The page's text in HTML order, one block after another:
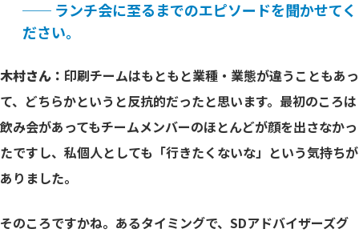
── ランチ会に至るまでのエピソードを聞かせてく
ださい。
木村さん： 印刷チームはもともと業種・業態が違うこともあっ
て、どちらかというと反抗的だったと思います。最初のころは
飲み会があってもチームメンバーのほとんどが顔を出さなかっ
たですし、私個人としても「行きたくないな」という気持ちが
ありました。
そのころですかね。あるタイミングで、SDアドバイザーズグ